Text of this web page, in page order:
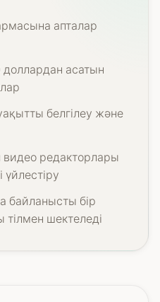
апталар
асатын
белгілеу және
редакторлары
байланысты бір
тілмен шектеледі